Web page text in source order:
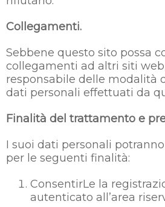
Collegamenti.
Sebbene questo sito possa
collegamenti ad altri siti
responsabile delle modalità
dati personali effettuati da
Finalità del trattamento e
I suoi dati personali
per le seguenti finalità:
ConsentirLe la
autenticato all’area